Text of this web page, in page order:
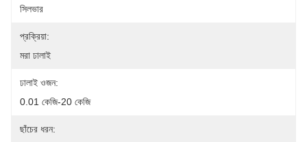
সিলভার
প্রক্রিয়া:
মরা ঢালাই
ঢালাই ওজন:
0.01 কেজি-20 কেজি
ছাঁচের ধরন: